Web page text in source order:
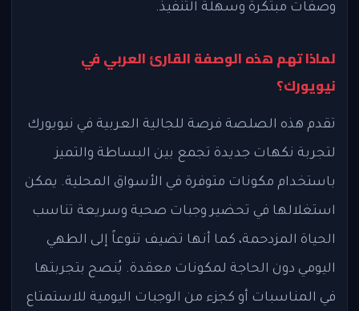
وصفات مبتكرة وسهلة التنفيذ.
لماذا تهم هذه الوصفة القارئ العربي في
نيويورك؟
تقدم هذه الصلصة فرصة للجالية العربية في نيويورك
لتجربة نكهات جديدة تجمع بين البساطة والتميز
باستخدام مكونات متوفرة في الأسواق المحلية. يمكن
استغلالها في تحضير وجبات صحية وسريعة تناسب
الحياة المزدحمة، كما أنها تضيف تنوعاً إلى الطهي
اليومي دون الحاجة لمكونات معقدة. يُنصح بتجربتها
في المناسبات أو كجزء من الوجبات اليومية للاستمتاع